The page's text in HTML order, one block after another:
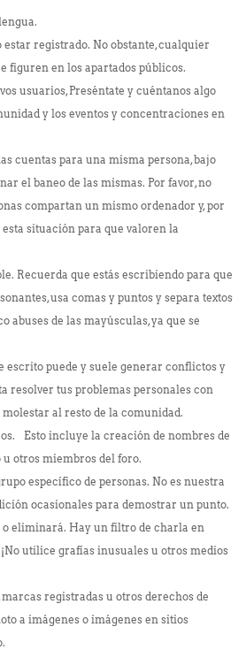
lengua.
registrado. No obstante, cualquier
figuren en los apartados públicos.
usuarios, Preséntate y cuéntanos algo
y los eventos y concentraciones en
cuentas para una misma persona, bajo
el baneo de las mismas. Por favor, no
compartan un mismo ordenador y, por
esta situación para que valoren la
Recuerda que estás escribiendo para que
usa comas y puntos y separa textos
abuses de las mayúsculas, ya que se
puede y suele generar conflictos y
resolver tus problemas personales con
al resto de la comunidad.
Esto incluye la creación de nombres de
otros miembros del foro.
específico de personas. No es nuestra
ocasionales para demostrar un punto.
o eliminará. Hay un filtro de charla en
utilice grafías inusuales u otros medios
registradas u otros derechos de
a imágenes o imágenes en sitios